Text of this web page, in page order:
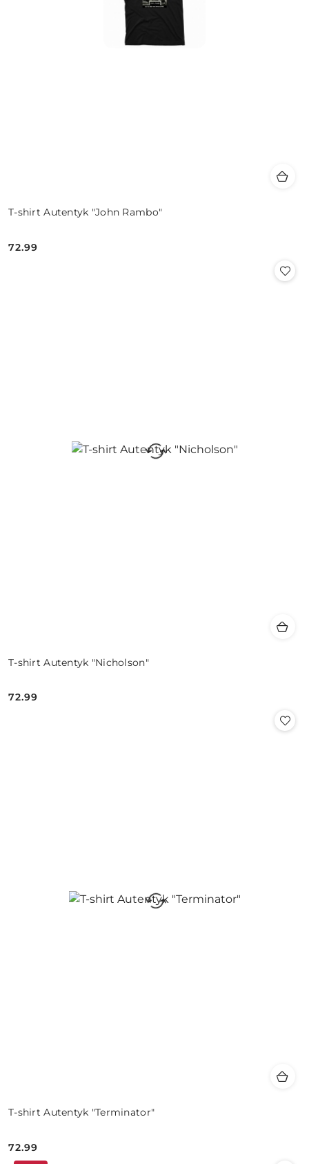
T-shirt Autentyk "John Rambo"
Cena:
72.99
T-shirt Autentyk "Nicholson"
Cena:
72.99
T-shirt Autentyk "Terminator"
Cena:
72.99